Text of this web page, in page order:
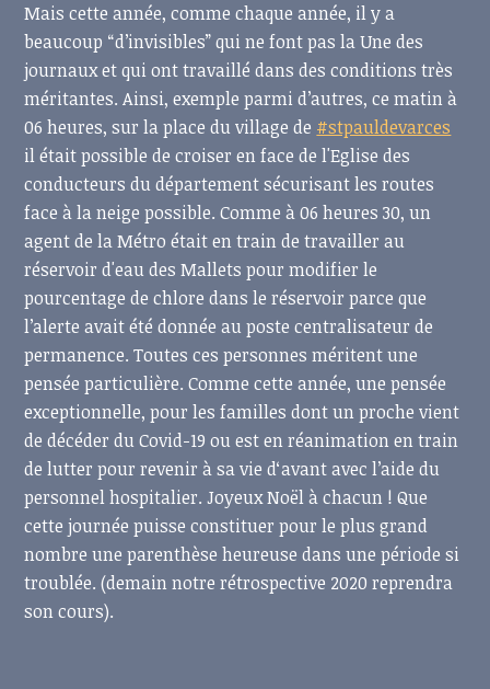
Mais cette année, comme chaque année, il y a
beaucoup “d’invisibles” qui ne font pas la Une des
journaux et qui ont travaillé dans des conditions très
méritantes. Ainsi, exemple parmi d’autres, ce matin à
06 heures, sur la place du village de #stpauldevarces
il était possible de croiser en face de l'Eglise des
conducteurs du département sécurisant les routes
face à la neige possible. Comme à 06 heures 30, un
agent de la Métro était en train de travailler au
réservoir d'eau des Mallets pour modifier le
pourcentage de chlore dans le réservoir parce que
l’alerte avait été donnée au poste centralisateur de
permanence. Toutes ces personnes méritent une
pensée particulière. Comme cette année, une pensée
exceptionnelle, pour les familles dont un proche vient
de décéder du Covid-19 ou est en réanimation en train
de lutter pour revenir à sa vie d‘avant avec l’aide du
personnel hospitalier. Joyeux Noël à chacun ! Que
cette journée puisse constituer pour le plus grand
nombre une parenthèse heureuse dans une période si
troublée. (demain notre rétrospective 2020 reprendra
son cours).